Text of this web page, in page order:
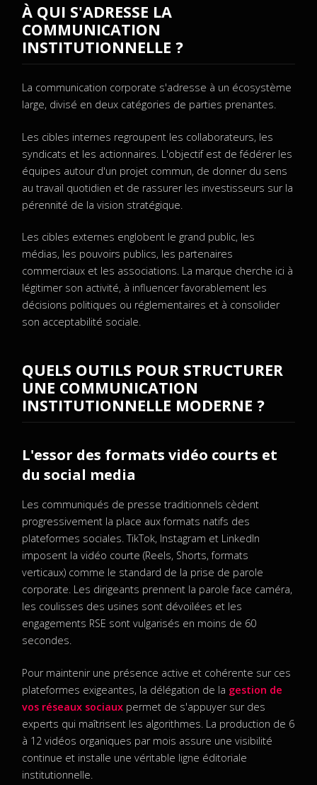
À QUI S'ADRESSE LA
COMMUNICATION
INSTITUTIONNELLE ?
La communication corporate s'adresse à un écosystème
large, divisé en deux catégories de parties prenantes.
Les cibles internes regroupent les collaborateurs, les
syndicats et les actionnaires. L'objectif est de fédérer les
équipes autour d'un projet commun, de donner du sens
au travail quotidien et de rassurer les investisseurs sur la
pérennité de la vision stratégique.
Les cibles externes englobent le grand public, les
médias, les pouvoirs publics, les partenaires
commerciaux et les associations. La marque cherche ici à
légitimer son activité, à influencer favorablement les
décisions politiques ou réglementaires et à consolider
son acceptabilité sociale.
QUELS OUTILS POUR STRUCTURER
UNE COMMUNICATION
INSTITUTIONNELLE MODERNE ?
L'essor des formats vidéo courts et
du social media
Les communiqués de presse traditionnels cèdent
progressivement la place aux formats natifs des
plateformes sociales. TikTok, Instagram et LinkedIn
imposent la vidéo courte (Reels, Shorts, formats
verticaux) comme le standard de la prise de parole
corporate. Les dirigeants prennent la parole face caméra,
les coulisses des usines sont dévoilées et les
engagements RSE sont vulgarisés en moins de 60
secondes.
Pour maintenir une présence active et cohérente sur ces
plateformes exigeantes, la délégation de la gestion de
vos réseaux sociaux permet de s'appuyer sur des
experts qui maîtrisent les algorithmes. La production de 6
à 12 vidéos organiques par mois assure une visibilité
continue et installe une véritable ligne éditoriale
institutionnelle.